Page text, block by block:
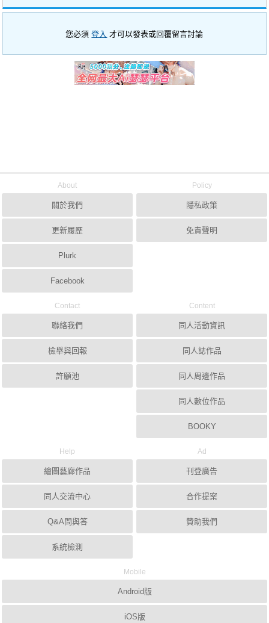
您必須登入 才可以發表或回覆留言討論
About
關於我們
更新履歷
Plurk
Facebook
Policy
隱私政策
免責聲明
Contact
聯絡我們
檢舉與回報
許願池
Content
同人活動資訊
同人誌作品
同人周邊作品
同人數位作品
BOOKY
Help
繪圖藝廊作品
同人交流中心
Q&A問與答
系統檢測
Ad
刊登廣告
合作提案
贊助我們
Mobile
Android版
iOS版